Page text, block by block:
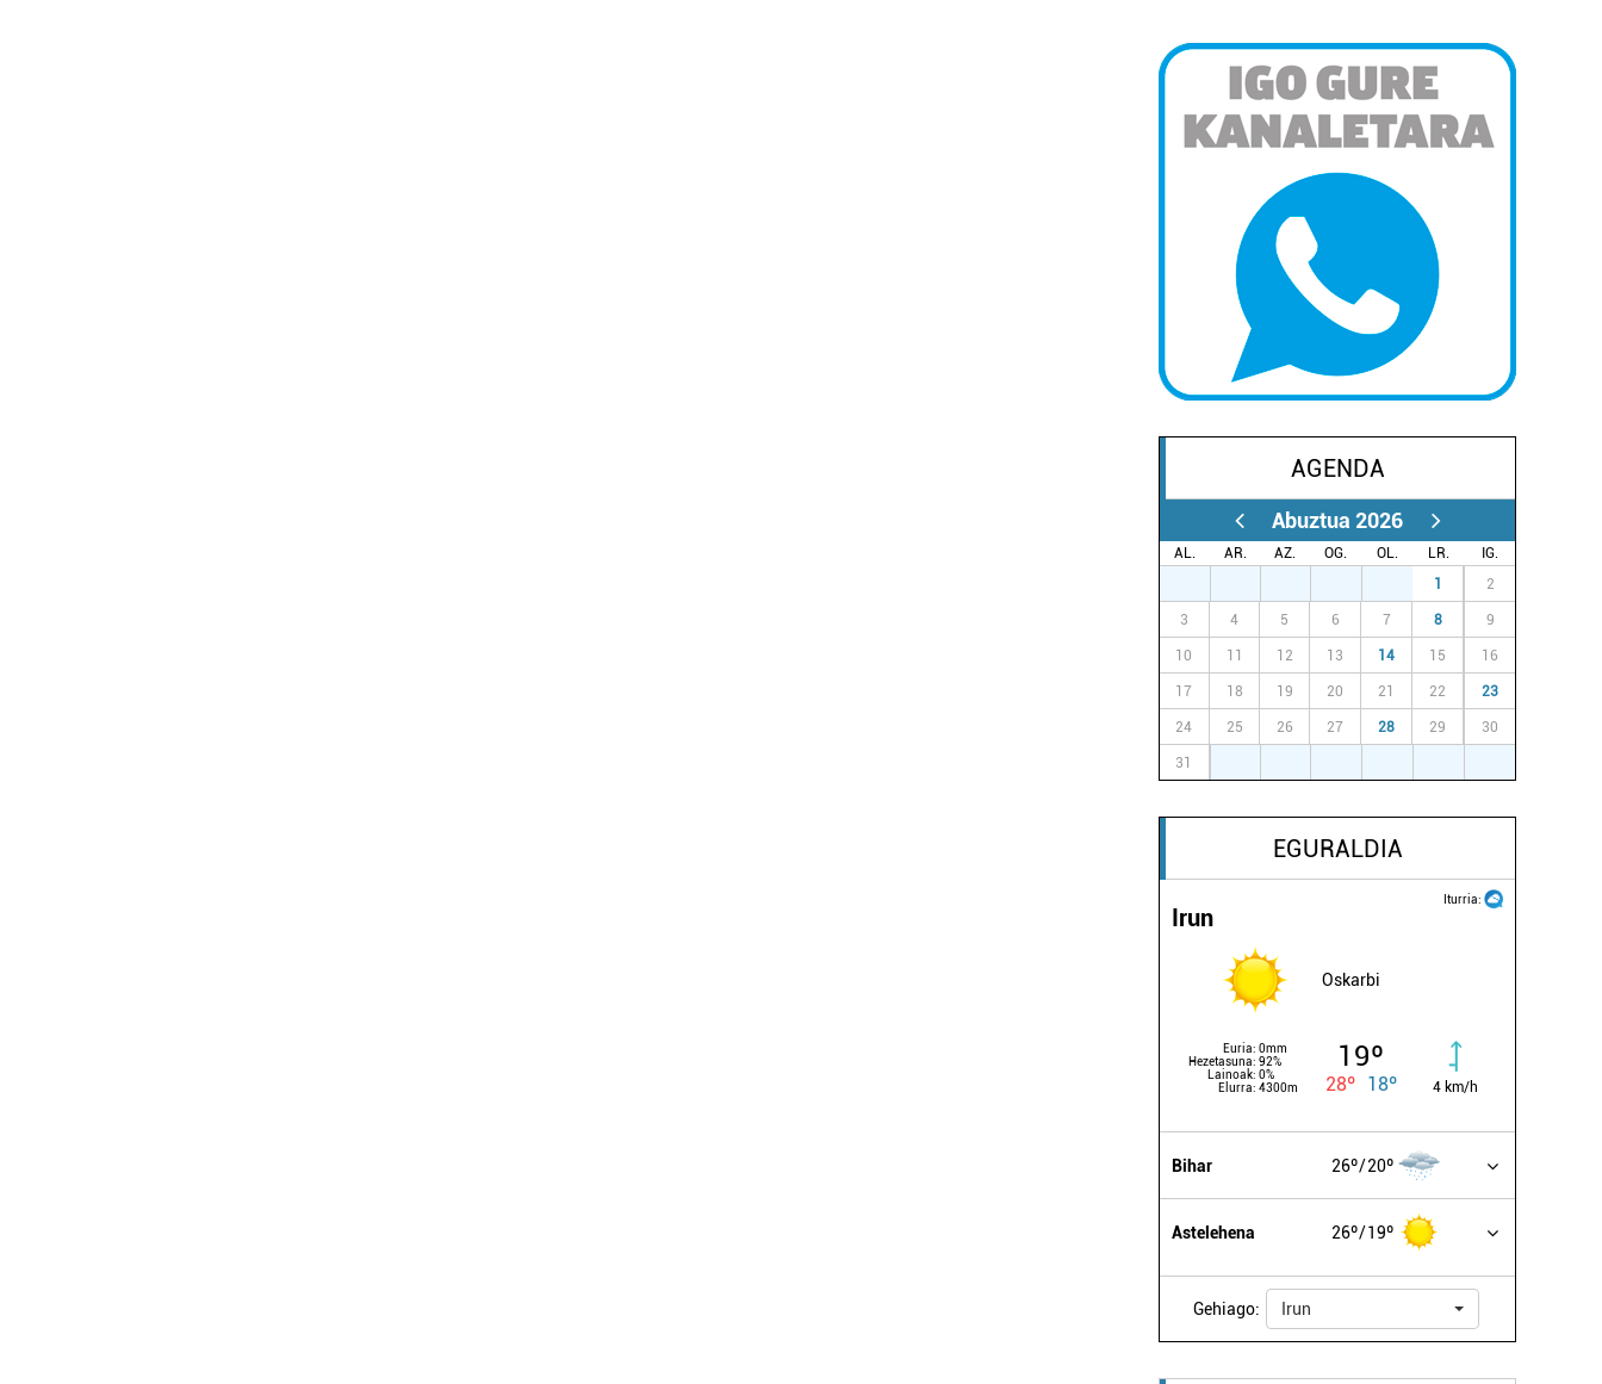
AGENDA
Abuztua 2026
AL. AR. AZ. OG. OL. LR.
IG.
1 2
3 4 5 6 7 8 9
10 11 12 13 14 15 16
17 18 19 20 21 22 23
24 25 26 27 28 29 30
31
EGURALDIA
Iturria:
Irun
Oskarbi
Euria: 0mm
Hezetasuna: 92%
Lainoak: 0%
Elurra: 4300m
19º
28º 18º 4 km/h
Bihar 26º 20º
Astelehena 26º 19º
Gehiago: Irun